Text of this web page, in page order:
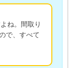
ね。間取り
で、すべて